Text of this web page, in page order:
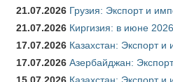
21.07.2026 Грузия: Экспорт и
21.07.2026 Киргизия: в июне
17.07.2026 Казахстан: Экспорт
17.07.2026 Азербайджан:
15.07.2026 Казахстан: Экспорт